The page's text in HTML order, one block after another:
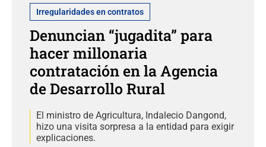
Irregularidades en contratos
Denuncian “jugadita” para
hacer millonaria
contratación en la Agencia
de Desarrollo Rural
El ministro de Agricultura, Indalecio Dangond,
hizo una visita sorpresa a la entidad para exigir
explicaciones.